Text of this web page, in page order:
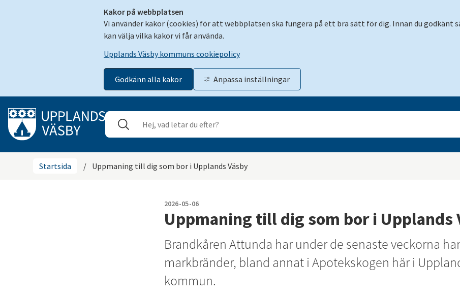
Kakor på webbplatsen
Vi använder kakor (cookies) för att webbplatsen ska fungera på ett bra sätt för dig. Innan du godkänt
kan välja vilka kakor vi får använda.
Upplands Väsby kommuns cookiepolicy
Godkänn alla kakor Anpassa inställningar
Gå till innehåll
Sök
Startsida / Uppmaning till dig som bor i Upplands Väsby
2026-05-06
Uppmaning till dig som bor i Upplands
Brandkåren Attunda har under de senaste veckorna
markbränder, bland annat i Apotekskogen här i
kommun.